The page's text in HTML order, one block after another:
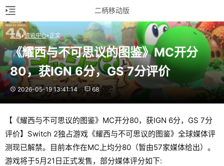
二柄移动版
二柄 资讯中心 正文
《耀西与不可思议的图鉴》MC开分
80，获IGN 6分，GS 7分评价
2026-05-19 13:41:14 68
【《耀西与不可思议的图鉴》MC开分80，获IGN 6分，GS 7分
评价】Switch 2独占游戏《耀西与不可思议的图鉴》全球媒体评
测现已解禁。目前本作在MC上均分80（暂由57家媒体给出）。
游戏将于5月21日正式发售，部分媒体评分如下: